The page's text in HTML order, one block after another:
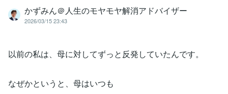
かずみん＠人生のモヤモヤ解消アドバイザー
2026/03/15 23:43
以前の私は、母に対してずっと反発していたんです。
なぜかというと、母はいつも